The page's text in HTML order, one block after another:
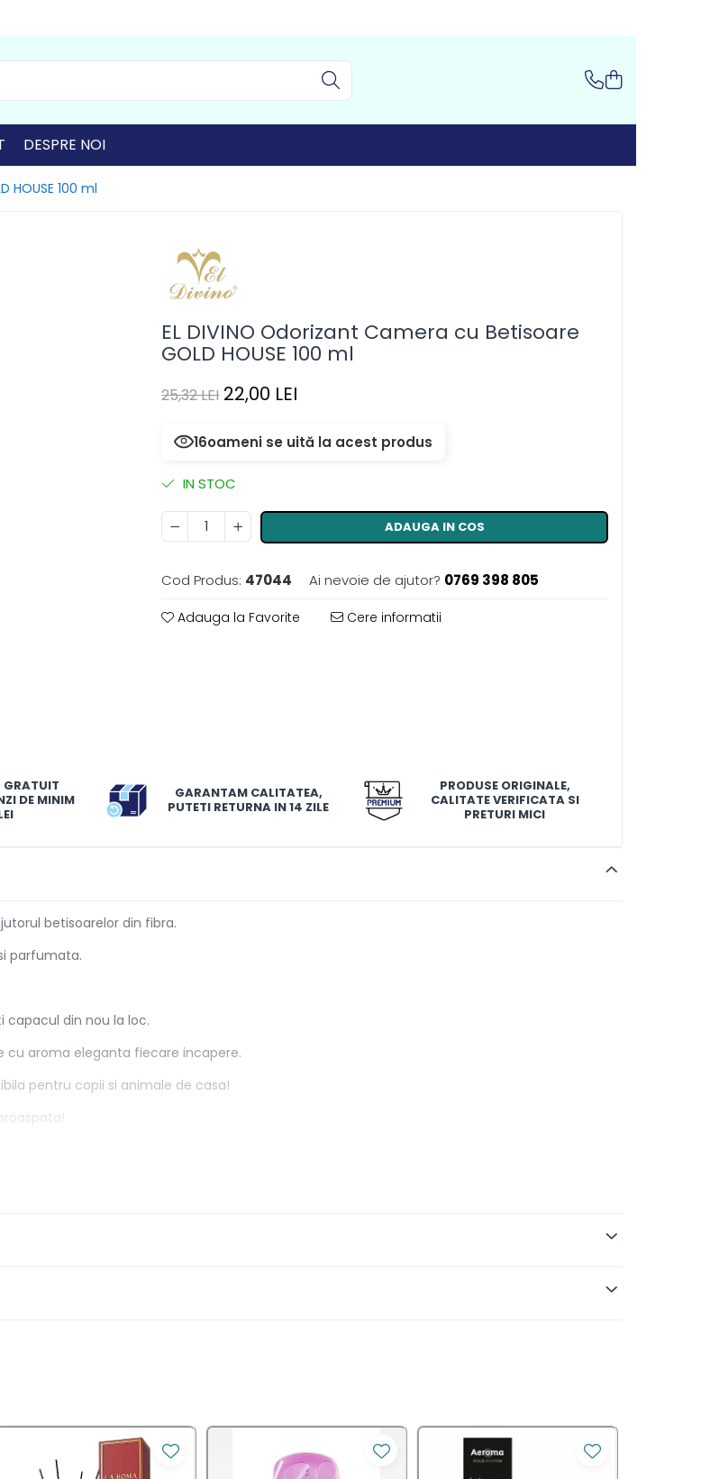
DESPRE NOI
HOUSE 100 ml
EL DIVINO Odorizant Camera cu Betisoare
GOLD HOUSE 100 ml
25,32 LEI 22,00 LEI
16oameni se uită la acest produs
IN STOC
ADAUGA IN COS
Cod Produs: 47044 Ai nevoie de ajutor? 0769 398 805
Adauga la Favorite Cere informatii
GRATUIT
DE MINIM
GARANTAM CALITATEA,
PUTETI RETURNA IN 14 ZILE
PRODUSE ORIGINALE,
CALITATE VERIFICATA SI
PRETURI MICI
betisoarelor din fibra.
parfumata.
capacul din nou la loc.
cu aroma eleganta fiecare incapere.
pentru copii si animale de casa!
nu intre in contact cu suprafete lacuite din plastic, fiindca ele pot fi deteriorate!